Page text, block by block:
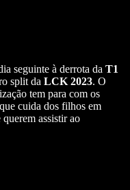
seguinte à derrota da T1
split da LCK 2023. O
tem para com os
cuida dos filhos em
assistir ao